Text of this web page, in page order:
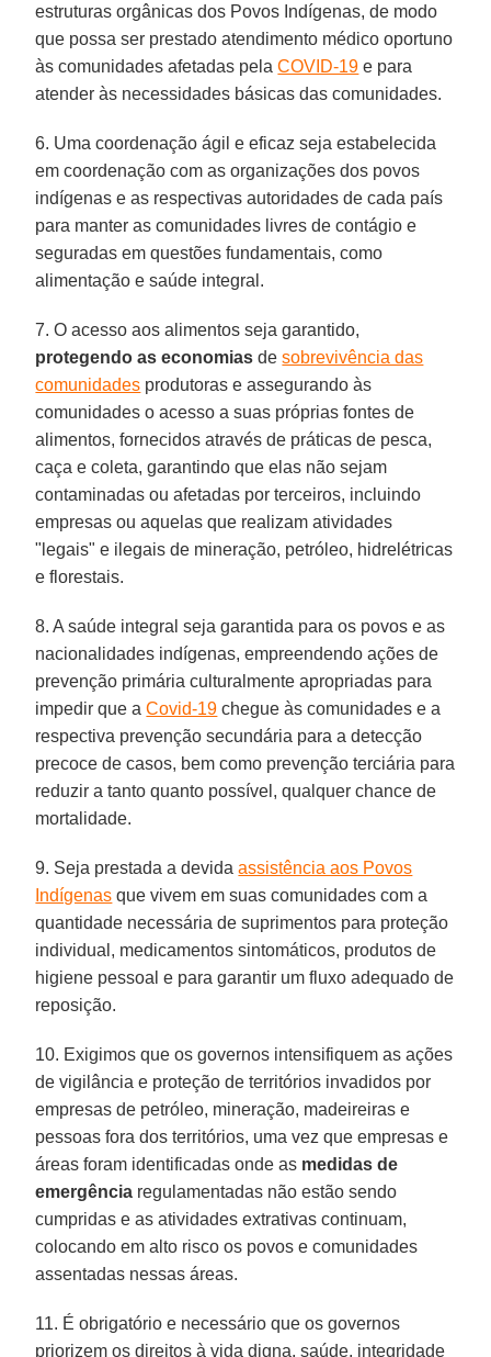
estruturas orgânicas dos Povos Indígenas, de modo
que possa ser prestado atendimento médico oportuno
às comunidades afetadas pelaCOVID-19 e para
atender às necessidades básicas das comunidades.
6. Uma coordenação ágil e eficaz seja estabelecida
em coordenação com as organizações dos povos
indígenas e as respectivas autoridades de cada país
para manter as comunidades livres de contágio e
seguradas em questões fundamentais, como
alimentação e saúde integral.
7. O acesso aos alimentos seja garantido,
protegendo as economias desobrevivência das
comunidades produtoras e assegurando às
comunidades o acesso a suas próprias fontes de
alimentos, fornecidos através de práticas de pesca,
caça e coleta, garantindo que elas não sejam
contaminadas ou afetadas por terceiros, incluindo
empresas ou aquelas que realizam atividades
"legais" e ilegais de mineração, petróleo, hidrelétricas
e florestais.
8. A saúde integral seja garantida para os povos e as
nacionalidades indígenas, empreendendo ações de
prevenção primária culturalmente apropriadas para
impedir que aCovid-19 chegue às comunidades e a
respectiva prevenção secundária para a detecção
precoce de casos, bem como prevenção terciária para
reduzir a tanto quanto possível, qualquer chance de
mortalidade.
9. Seja prestada a devidaassistência aos Povos
Indígenas que vivem em suas comunidades com a
quantidade necessária de suprimentos para proteção
individual, medicamentos sintomáticos, produtos de
higiene pessoal e para garantir um fluxo adequado de
reposição.
10. Exigimos que os governos intensifiquem as ações
de vigilância e proteção de territórios invadidos por
empresas de petróleo, mineração, madeireiras e
pessoas fora dos territórios, uma vez que empresas e
áreas foram identificadas onde as medidas de
emergência regulamentadas não estão sendo
cumpridas e as atividades extrativas continuam,
colocando em alto risco os povos e comunidades
assentadas nessas áreas.
11. É obrigatório e necessário que os governos
priorizem os direitos à vida digna, saúde, integridade